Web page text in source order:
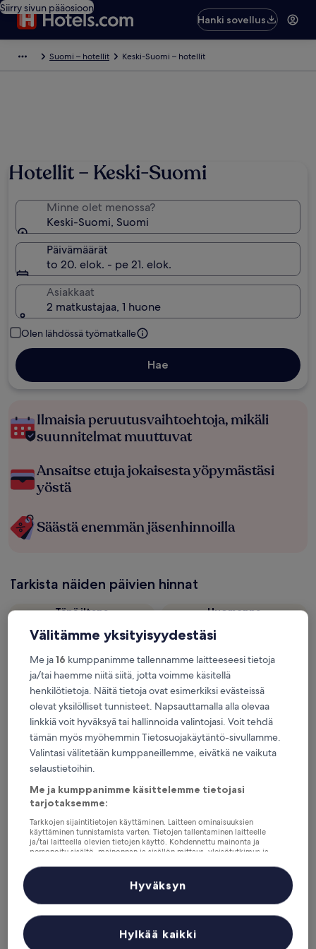
Siirry sivun pääosioon
Hanki sovellus
Suomi – hotellit Keski-Suomi – hotellit
Hotellit – Keski-Suomi
Minne olet menossa?
Keski-Suomi, Suomi
Päivämäärät
to 20. elok. - pe 21. elok.
Asiakkaat
2 matkustajaa, 1 huone
Olen lähdössä työmatkalle
Hae
Ilmaisia peruutusvaihtoehtoja, mikäli
suunnitelmat muuttuvat
Ansaitse etuja jokaisesta yöpymästäsi
yöstä
Säästä enemmän jäsenhinnoilla
Tarkista näiden päivien hinnat
Tänä iltana
6.8. - 7.8.
Huomenna
7.8. - 8.8.
Tänä viikonloppuna
7.8. - 9.8.
14.8. - 16.8.
Keski-Suomi: Missä
kannattaa yöpyä?
Jyväskylä: huippuhotellit
Original Sokos Hotel Alexandra
out
of
Original Sokos Hotel Alexandra
3.5
out
Välitämme yksityisyydestäsi
Me ja16 kumppanimme tallennamme laitteeseesi tietoja
ja/tai haemme niitä siitä, jotta voimme käsitellä
henkilötietoja. Näitä tietoja ovat esimerkiksi evästeissä
olevat yksilölliset tunnisteet. Napsauttamalla alla olevaa
linkkiä voit hyväksyä tai hallinnoida valintojasi. Voit tehdä
tämän myös myöhemmin Tietosuojakäytäntö-sivullamme.
Valintasi välitetään kumppaneillemme, eivätkä ne vaikuta
selaustietoihin.
Me ja kumppanimme käsittelemme tietojasi
tarjotaksemme:
Tarkkojen sijaintitietojen käyttäminen. Laitteen ominaisuuksien
käyttäminen tunnistamista varten. Tietojen tallentaminen laitteelle
ja/tai laitteella olevien tietojen käyttö. Kohdennettu mainonta ja
personoitu sisältö, mainonnan ja sisällön mittaus, yleisötutkimus ja
Kumppanien (toimittajien) luettelo
Hylkää kaikki
Hyväksyn